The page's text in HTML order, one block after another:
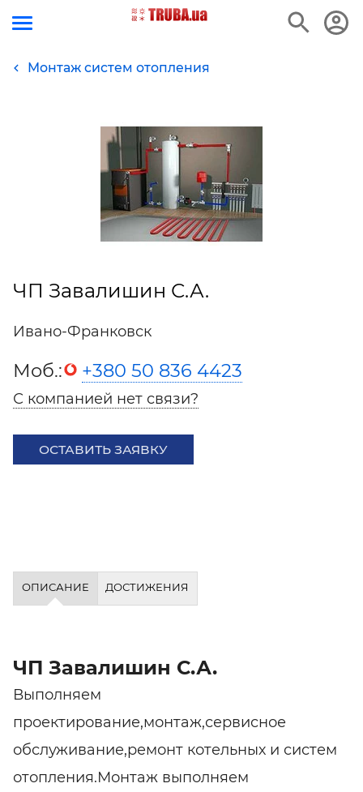
Монтаж систем отопления
ЧП Завалишин С.А.
Ивано-Франковск
Моб.: +380 50 836 4423
С компанией нет связи?
ОСТАВИТЬ ЗАЯВКУ
ОПИСАНИЕ ДОСТИЖЕНИЯ
ЧП Завалишин С.А.
Выполняем
проектирование,монтаж,сервисное
обслуживание,ремонт котельных и систем
отопления.Монтаж выполняем